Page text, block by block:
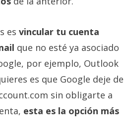
es vincular tu cuenta
que no esté ya asociado
por ejemplo, Outlook
es que Google deje de
sin obligarte a
esta es la opción más